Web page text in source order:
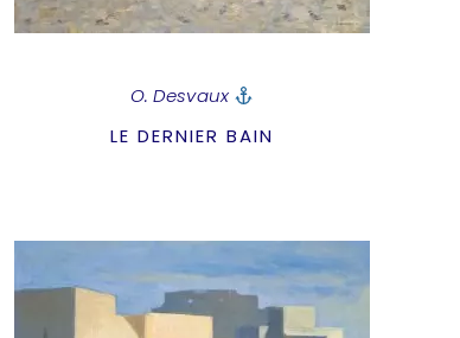
O. Desvaux
LE DERNIER BAIN